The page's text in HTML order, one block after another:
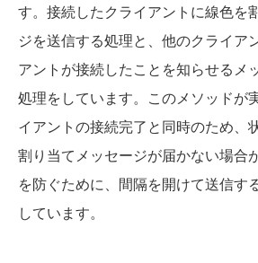
す。接続したクライアントに線色を
ジを送信する処理と、他のクライア
アントが接続したことを知らせるメ
処理をしています。このメソッドが
イアントの接続完了と同時のため、
割り当てメッセージが届かない場合
を防ぐために、間隔を開けて送信す
しています。